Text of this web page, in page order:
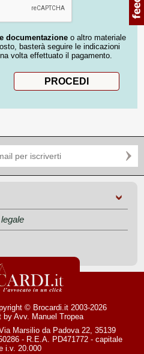
documentazione o altro materiale
basterà seguire le indicazioni
volta effettuato il pagamento.
© Brocardi.it 2003-2026
by Avv. Manuel Tropea
Marsilio da Padova 22, 35139
- R.E.A. PD471772 - capitale
i.v. 20.000